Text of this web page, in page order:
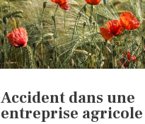
Accident dans une
entreprise agricole